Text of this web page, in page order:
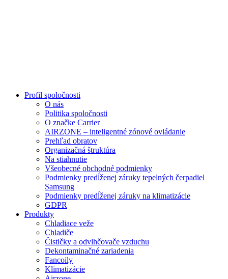
Profil spoločnosti
O nás
Politika spoločnosti
O značke Carrier
AIRZONE – inteligentné zónové ovládanie
Prehľad obratov
Organizačná štruktúra
Na stiahnutie
Všeobecné obchodné podmienky
Podmienky predĺženej záruky tepelných čerpadiel
Samsung
Podmienky predĺženej záruky na klimatizácie
GDPR
Produkty
Chladiace veže
Chladiče
Čističky a odvlhčovače vzduchu
Dekontaminačné zariadenia
Fancoily
Klimatizácie